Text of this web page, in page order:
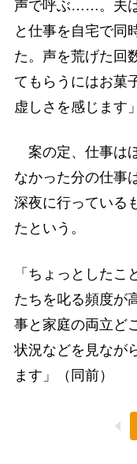
声で呼ぶ……。夫
と仕事を自宅で同
た。声を荒げた回
てもらうにはお菓
虚しさを感じます
案の定、仕事は
なかった分の仕事
深夜に行っている
たという。
「ちょっとした
たちを叱る頻度が
事と家庭の両立ど
状況などを見なが
ます」（同前）